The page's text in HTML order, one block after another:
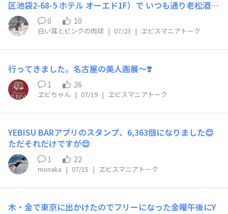
区池袋2-68-5 ホテル オーエド1F）で いつも通り老松酒造
大分麦焼酎2パック、サッポロ黒ラベル 6缶パック、ヱビ
ス プレミアムブラック 6缶パック、ミックスナッツを購入
してサッポロ黒ラベルのオリジナルクールタオルをいただ
いて来た夫、今度はヱビスのオリジナルクールタオルをい
ね😳✨️おそらく使わないのでタンスの肥やしになるとは思
いますが、ヱビス好きの私としては、なんだか とても嬉
しいです🤭🎵https://ybt.sapporobeer.jp/chats/ar5zec
0 10
白い耳とピンクの肉球 | 07/23 | ヱビスマニアトーク
行ってきました。名古屋の美人画展～❣️
1 26
ヱビちゃん | 07/19 | ヱビスマニアトーク
YEBISU BARアプリのスタンプ、6,363個になりました😊
ただそれだけですが😌
1 22
monaka | 07/15 | ヱビスマニアトーク
木・金で東京に出かけたのでフリーになった金曜午後にY